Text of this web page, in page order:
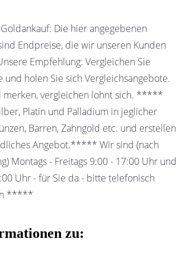
Die hier angegebenen
Endpreise, die wir unseren Kunden
Empfehlung: Vergleichen Sie
und holen Sie sich Vergleichsangebote.
merken, vergleichen lohnt sich. *****
Platin und Palladium in jeglicher
Barren, Zahngold etc. und erstellen
Angebot.***** Wir sind (nach
Montags - Freitags 9:00 - 17:00 Uhr und
Uhr - für Sie da - bitte telefonisch
*****
zu: